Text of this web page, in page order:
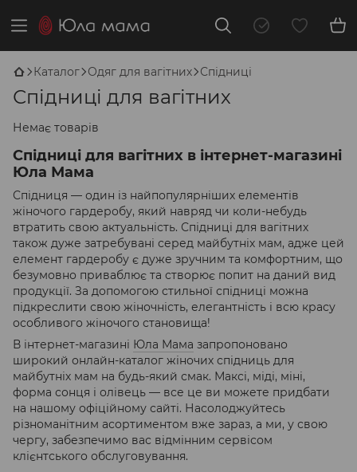
Каталог Одяг для вагітних Спідниці
Спідниці для вагітних
Немає товарів
Спідниці для вагітних в інтернет-магазині
Юла Мама
Спідниця — один із найпопулярніших елементів
жіночого гардеробу, який навряд чи коли-небудь
втратить свою актуальність. Спідниці для вагітних
також дуже затребувані серед майбутніх мам, адже цей
елемент гардеробу є дуже зручним та комфортним, що
безумовно приваблює та створює попит на даний вид
продукції. За допомогою стильної спідниці можна
підкреслити свою жіночність, елегантність і всю красу
особливого жіночого становища!
В інтернет-магазині Юла Мама запропоновано
широкий онлайн-каталог жіночих спідниць для
майбутніх мам на будь-який смак. Максі, міді, міні,
форма сонця і олівець — все це ви можете придбати
на нашому офіційному сайті. Насолоджуйтесь
різноманітним асортиментом вже зараз, а ми, у свою
чергу, забезпечимо вас відмінним сервісом
клієнтського обслуговування.